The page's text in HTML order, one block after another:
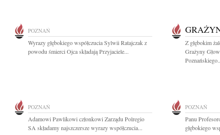
POZNAŃ
Wyrazy głębokiego współczucia Sylwii Ratajczak z
powodu śmierci Ojca składają Przyjaciele...
Z głębokim
Grażyny
POZNAŃ
Adamowi Pawlikowi członkowi Zarządu Polregio
SA składamy najszczersze wyrazy współczucia...
POZNAŃ
Panu
głębokiego